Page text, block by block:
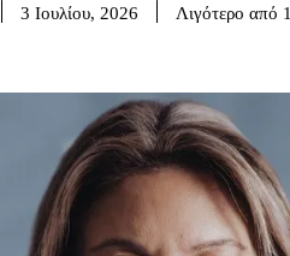
3 Ιουλίου, 2026 Λιγότερο από 1